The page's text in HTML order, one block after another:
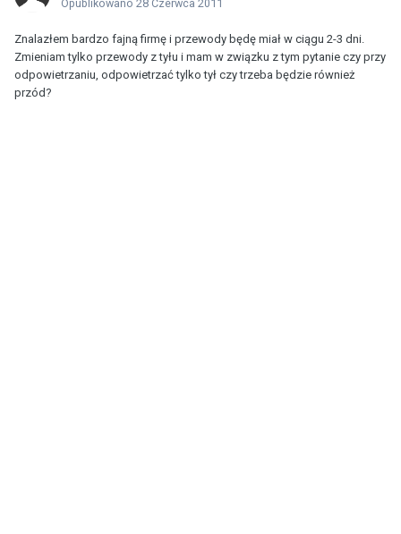
Opublikowano 28 Czerwca 2011
Znalazłem bardzo fajną firmę i przewody będę miał w ciągu 2-3 dni.
Zmieniam tylko przewody z tyłu i mam w związku z tym pytanie czy przy
odpowietrzaniu, odpowietrzać tylko tył czy trzeba będzie również
przód?